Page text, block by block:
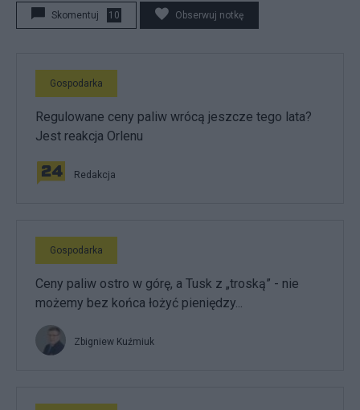
Skomentuj 10 Obserwuj notkę
Gospodarka
Regulowane ceny paliw wrócą jeszcze tego lata?
Jest reakcja Orlenu
Redakcja
Gospodarka
Ceny paliw ostro w górę, a Tusk z „troską” - nie
możemy bez końca łożyć pieniędzy...
Zbigniew Kuźmiuk